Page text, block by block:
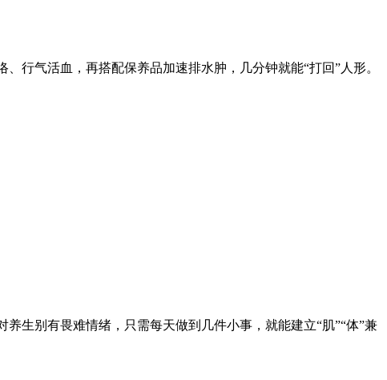
行气活血，再搭配保养品加速排水肿，几分钟就能“打回”人形。
生别有畏难情绪，只需每天做到几件小事，就能建立“肌”“体”兼